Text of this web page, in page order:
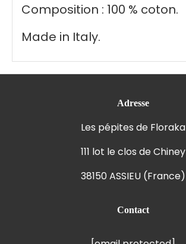
Composition : 100 % coton.
Made in Italy.
Adresse
Les pépites de Floraka
111 lot le clos de Chiney
38150 ASSIEU (France)
Contact